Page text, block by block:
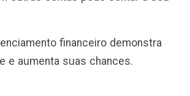
financeiro demonstra
e aumenta suas chances.